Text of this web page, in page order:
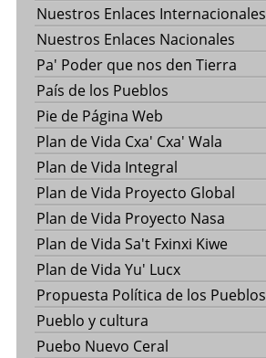
Nuestros Enlaces Internacionales
Nuestros Enlaces Nacionales
Pa' Poder que nos den Tierra
País de los Pueblos
Pie de Página Web
Plan de Vida Cxa' Cxa' Wala
Plan de Vida Integral
Plan de Vida Proyecto Global
Plan de Vida Proyecto Nasa
Plan de Vida Sa't Fxinxi Kiwe
Plan de Vida Yu' Lucx
Propuesta Política de los Pueblos
Pueblo y cultura
Puebo Nuevo Ceral